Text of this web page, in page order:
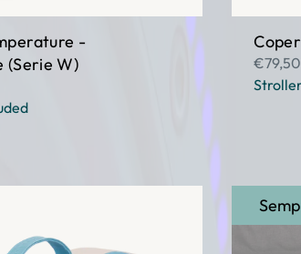
-
(Serie W)
€79,50